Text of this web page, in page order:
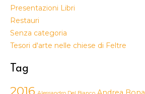
Presentazioni Libri
Restauri
Senza categoria
Tesori d'arte nelle chiese di Feltre
Tag
2016